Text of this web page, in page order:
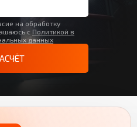
на обработку
с Политикой в
данных